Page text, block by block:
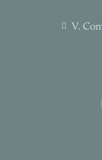
V.